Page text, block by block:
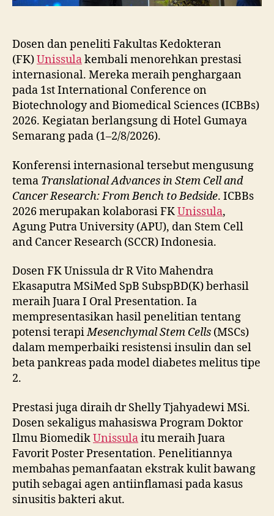
Dosen dan peneliti Fakultas Kedokteran
(FK)Unissulakembali menorehkan prestasi
internasional. Mereka meraih penghargaan
pada 1st International Conference on
Biotechnology and Biomedical Sciences (ICBBs)
2026. Kegiatan berlangsung di Hotel Gumaya
Semarang pada (1–2/8/2026).
Konferensi internasional tersebut mengusung
tema Translational Advances in Stem Cell and
Cancer Research: From Bench to Bedside. ICBBs
2026 merupakan kolaborasi FKUnissula,
Agung Putra University (APU), dan Stem Cell
and Cancer Research (SCCR) Indonesia.
Dosen FK Unissula dr R Vito Mahendra
Ekasaputra MSiMed SpB SubspBD(K) berhasil
meraih Juara I Oral Presentation. Ia
mempresentasikan hasil penelitian tentang
potensi terapiMesenchymal Stem Cells (MSCs)
dalam memperbaiki resistensi insulin dan sel
beta pankreas pada model diabetes melitus tipe
2.
Prestasi juga diraih dr Shelly Tjahyadewi MSi.
Dosen sekaligus mahasiswa Program Doktor
Ilmu BiomedikUnissulaitu meraih Juara
Favorit Poster Presentation. Penelitiannya
membahas pemanfaatan ekstrak kulit bawang
putih sebagai agen antiinflamasi pada kasus
sinusitis bakteri akut.